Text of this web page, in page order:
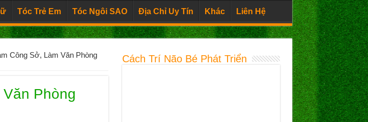
Tóc Trẻ Em Tóc Ngôi SAO Địa Chỉ Uy Tín Khác Liên Hệ
Công Sở, Làm Văn Phòng
Phòng
Cách Trí Não Bé Phát Triển